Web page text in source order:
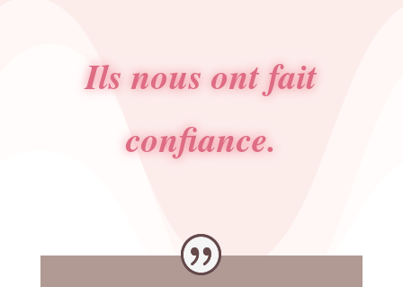
Ils nous ont fait
confiance.